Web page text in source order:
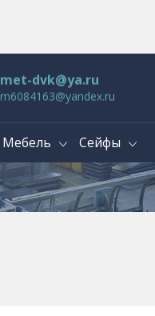
met-dvk@ya.ru
m6084163@yandex.ru
Мебель Сейфы